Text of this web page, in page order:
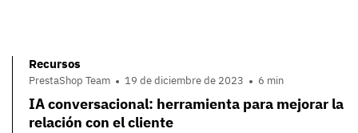
Recursos
PrestaShop Team 19 de diciembre de 2023 6 min
IA conversacional: herramienta para mejorar la
relación con el cliente